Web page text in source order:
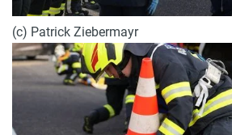
(c) Patrick Ziebermayr